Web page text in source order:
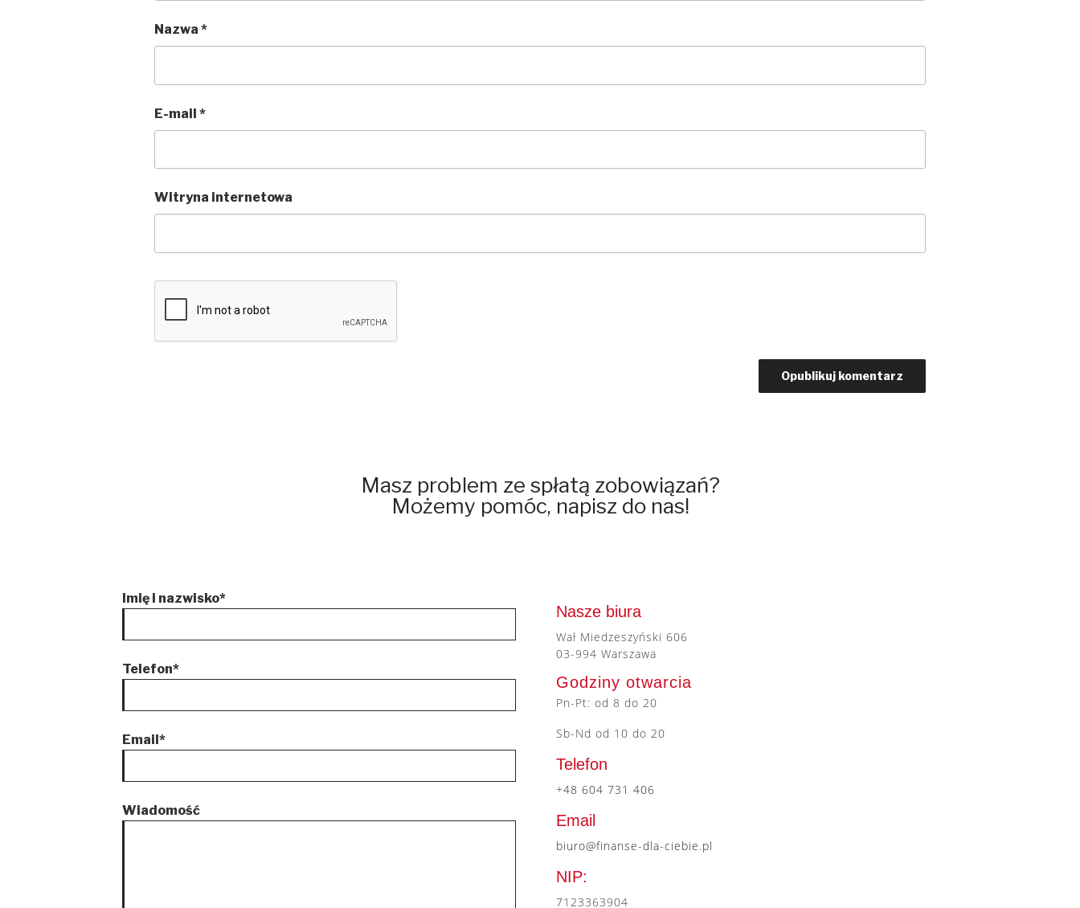
Nazwa *
E-mail *
Witryna internetowa
Masz problem ze spłatą zobowiązań?
Możemy pomóc, napisz do nas!
Imię i nazwisko*
Telefon*
Email*
Wiadomość
Nasze biura
Wał Miedzeszyński 606
03-994 Warszawa
Godziny otwarcia
Pn-Pt: od 8 do 20
Sb-Nd od 10 do 20
Telefon
+48 604 731 406
Email
biuro@finanse-dla-ciebie.pl
NIP:
7123363904